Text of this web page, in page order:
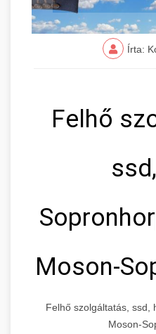
Írta:
Felhő
Moson-
Felhő szolgáltatás, ssd,
Moson-